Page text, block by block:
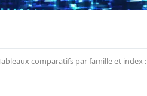
comparatifs par famille et index :